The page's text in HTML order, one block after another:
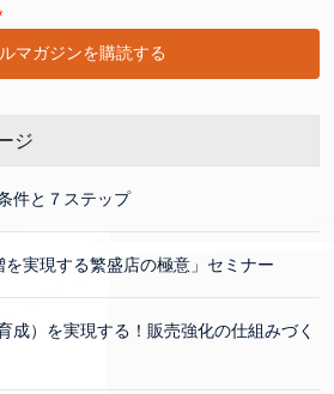
ジ
件と７ステップ
を実現する繁盛店の極意」セミナー
成）を実現する！販売強化の仕組みづく